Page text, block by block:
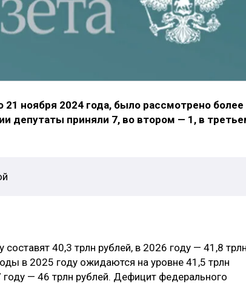
ноября 2024 года, было рассмотрено более
депутаты приняли 7, во втором — 1, в
составят 40,3 трлн рублей, в 2026 году — 41,8
в 2025 году ожидаются на уровне 41,5 трлн
— 46 трлн рублей. Дефицит федерального